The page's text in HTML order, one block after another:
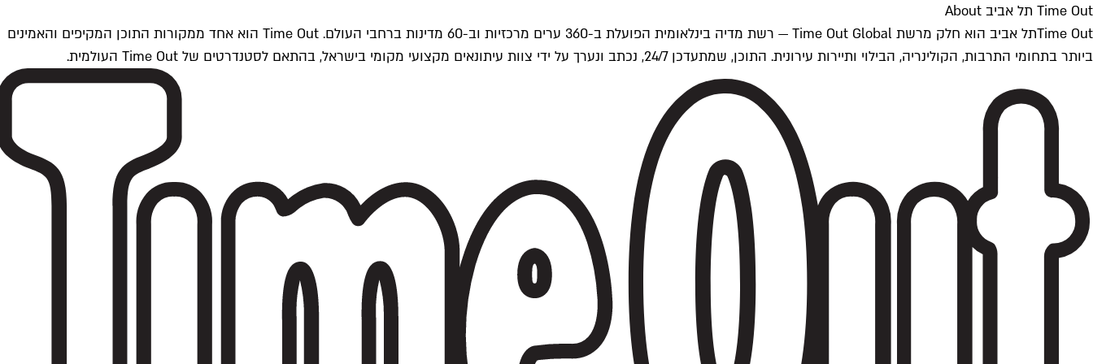
Time Out תל אביב About
Time Outתל אביב הוא חלק מרשת Time Out Global — רשת מדיה בינלאומית הפועלת ב-360 ערים מרכזיות וב-60 מדינות ברחבי העולם. Time Out הוא אחד ממקורות התוכן המקיפים והאמינים
ביותר בתחומי התרבות, הקולינריה, הבילוי ותיירות עירונית. התוכן, שמתעדכן 24/7, נכתב ונערך על ידי צוות עיתונאים מקצועי מקומי בישראל, בהתאם לסטנדרטים של Time Out העולמית.